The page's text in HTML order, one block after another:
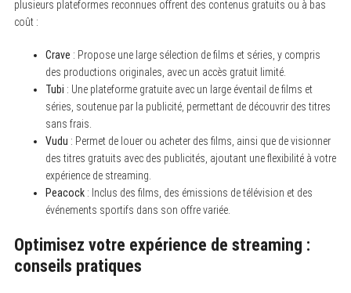
plusieurs plateformes reconnues offrent des contenus gratuits ou à bas
coût :
Crave : Propose une large sélection de films et séries, y compris
des productions originales, avec un accès gratuit limité.
Tubi : Une plateforme gratuite avec un large éventail de films et
séries, soutenue par la publicité, permettant de découvrir des titres
sans frais.
Vudu : Permet de louer ou acheter des films, ainsi que de visionner
des titres gratuits avec des publicités, ajoutant une flexibilité à votre
expérience de streaming.
Peacock: Inclus des films, des émissions de télévision et des
événements sportifs dans son offre variée.
Optimisez votre expérience de streaming :
conseils pratiques